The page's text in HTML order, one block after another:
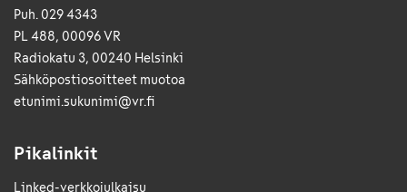
Puh. 029 4343
PL 488, 00096 VR
Radiokatu 3, 00240 Helsinki
Sähkö­posti­osoitteet muotoa
etunimi.sukunimi@vr.fi
Pikalinkit
Linked-verkkojulkaisu